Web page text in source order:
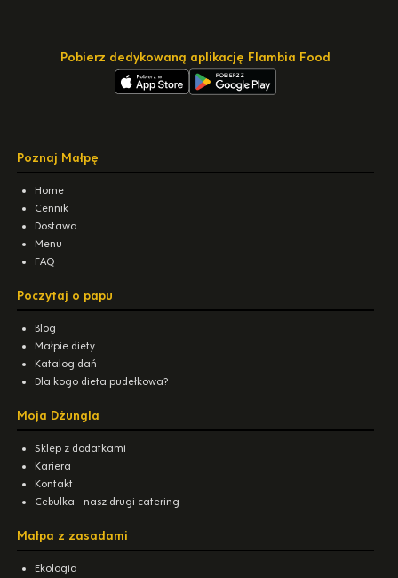
Pobierz dedykowaną aplikację Flambia Food
Poznaj Małpę
Home
Cennik
Dostawa
Menu
FAQ
Poczytaj o papu
Blog
Małpie diety
Katalog dań
Dla kogo dieta pudełkowa?
Moja Dżungla
Sklep z dodatkami
Kariera
Kontakt
Cebulka - nasz drugi catering
Małpa z zasadami
Ekologia